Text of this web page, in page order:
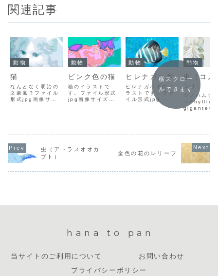
関連記事
動物
猫
なんとなく明治の
文豪風？ファイル
形式jpg画像サイ
付けて画像を保
存」を選択し、保
存先を選んでダウ
ンロードしてくだ
動物
ピンク色の猫
猫のイラストで
す。ファイル形式
jpg画像サイズ
存」を選択し、保
動物
ヒレナガハギ
ヒレナガハギのイ
ラストです。ファ
イル形式jpg
動物
虫（コノ
シ）
コノハムシ
（Phyllium
giganteum
式jpg
横スクロー
ルできます
虫（アトラスオオカ
ブト）
金色の花のレリーフ
hana to pan
当サイトのご利用について
お問い合わせ
プライバシーポリシー